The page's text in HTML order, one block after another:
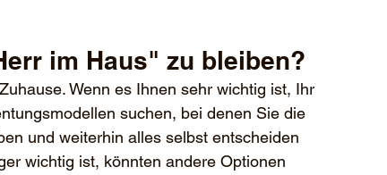
im Haus" zu bleiben?
Wenn es Ihnen sehr wichtig ist, Ihr
suchen, bei denen Sie die
und weiterhin alles selbst entscheiden
wichtig ist, könnten andere Optionen